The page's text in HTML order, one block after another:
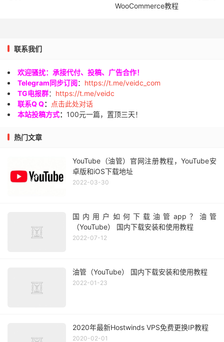
WooCommerce教程
联系我们
欢迎骚扰：承接代付、投稿、广告合作！
Telegram同步订阅： https://t.me/veidc_com
TG电报群： https://t.me/veidc
联系Q Q：
点击此处对话
本站投稿方式： 100元一篇，置顶三天！
热门文章
YouTube（油管）官网注册教程，YouTube安
卓版和iOS下载地址
2022-03-30
国内用户如何下载油管app？油管
（YouTube） 国内下载安装和使用教程
2022-07-12
油管（YouTube） 国内下载安装和使用教程
2022-01-23
2020年最新Hostwinds VPS免费更换IP教程
2020-02-01